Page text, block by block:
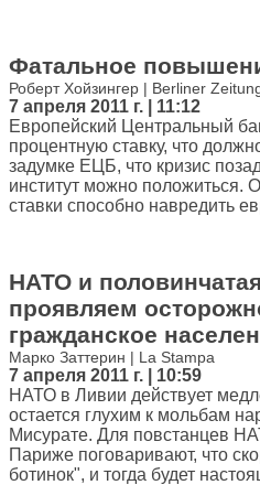
Фатальное
Роберт Хойзингер | Berliner
7 апреля 2011 г. | 11:12
Европейский Центральный
процентную ставку, что
задумке ЕЦБ, что кризис
институт можно положиться.
ставки способно навредить
НАТО и
проявляем
гражданское
Марко Заттерин | La Stampa
7 апреля 2011 г. | 10:59
НАТО в Ливии действует
остается глухим к мольбам
Мисурате. Для повстанцев
Париже поговаривают, что
ботинок", и тогда будет